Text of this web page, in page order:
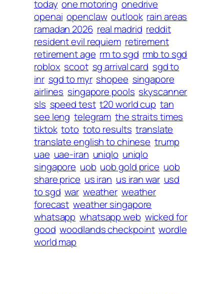
today one motoring onedrive
openai openclaw outlook rain areas
ramadan 2026 real madrid reddit
resident evil requiem retirement
retirement age rm to sgd rmb to sgd
roblox scoot sg arrival card sgd to
inr sgd to myr shopee singapore
airlines singapore pools skyscanner
sls speed test t20 world cup tan
see leng telegram the straits times
tiktok toto toto results translate
translate english to chinese trump
uae uae-iran uniqlo uniqlo
singapore uob uob gold price uob
share price us iran us iran war usd
to sgd war weather weather
forecast weather singapore
whatsapp whatsapp web wicked for
good woodlands checkpoint wordle
world map